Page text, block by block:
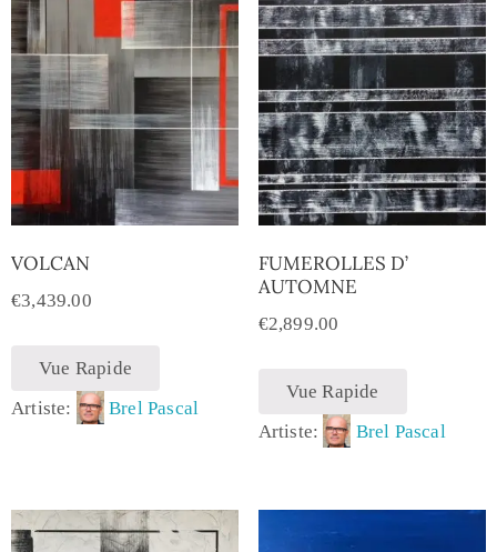
VOLCAN
€3,439.00
Vue Rapide
Artiste:
Brel Pascal
FUMEROLLES D’
AUTOMNE
€2,899.00
Vue Rapide
Artiste:
Brel Pascal